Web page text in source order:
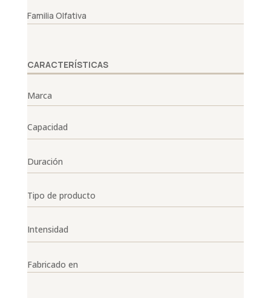
Familia Olfativa
CARACTERÍSTICAS
Marca
Capacidad
Duración
Tipo de producto
Intensidad
Fabricado en